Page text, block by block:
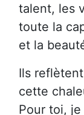
talent, les
toute la
et la
Ils
cette
Pour toi,